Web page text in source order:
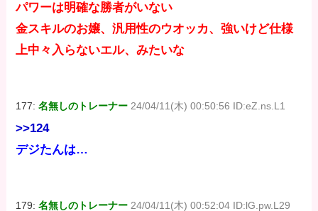
パワーは明確な勝者がいない
金スキルのお嬢、汎用性のウオッカ、強いけど仕様
上中々入らないエル、みたいな
177:名無しのトレーナー 24/04/11(木) 00:50:56 ID:eZ.ns.L1
>>124
デジたんは…
179:名無しのトレーナー 24/04/11(木) 00:52:04 ID:lG.pw.L29